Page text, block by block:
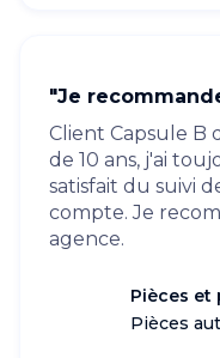
"Je
Client Capsule B
de 10 ans, j'ai
satisfait du suivi
compte. Je
agence.
Pièces et
Pièces